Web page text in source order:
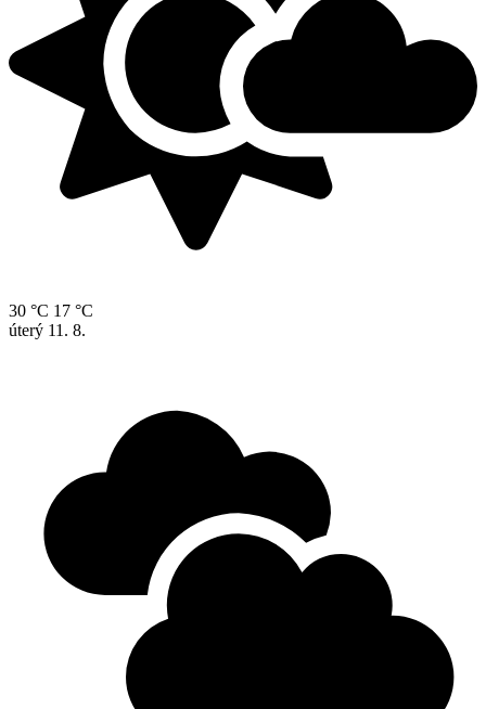
30 °C 17 °C
úterý 11. 8.